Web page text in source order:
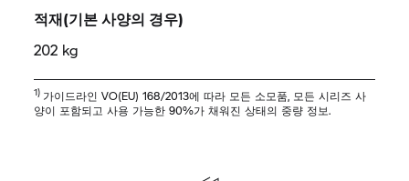
적재(기본 사양의 경우)
202 kg
1) 가이드라인 VO(EU) 168/2013에 따라 모든 소모품, 모든 시리즈 사
양이 포함되고 사용 가능한 90%가 채워진 상태의 중량 정보.